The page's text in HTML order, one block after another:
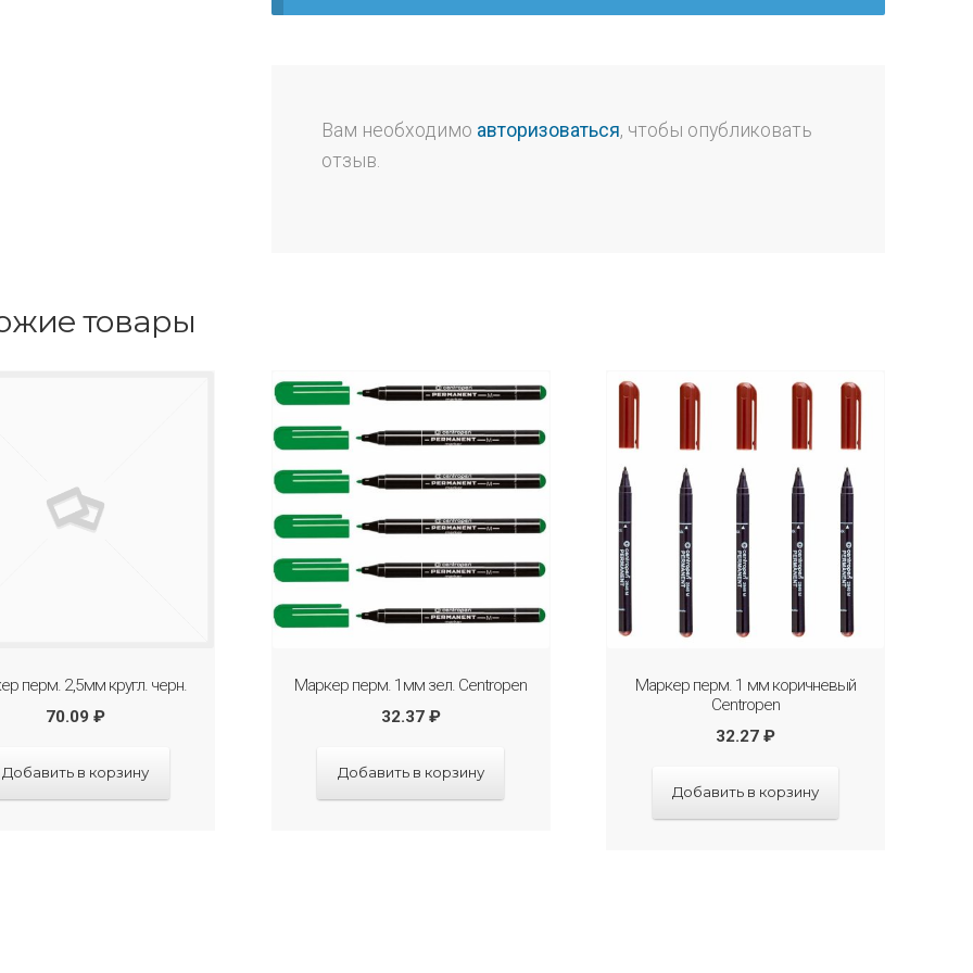
Вам необходимо авторизоваться, чтобы опубликовать
отзыв.
товары
перм. 2,5мм кругл. черн.
70.09₽
Добавить в корзину
Маркер перм. 1мм зел. Centropen
32.37 ₽
Добавить в корзину
Маркер перм. 1 мм коричневый
Centropen
32.27 ₽
Добавить в корзину